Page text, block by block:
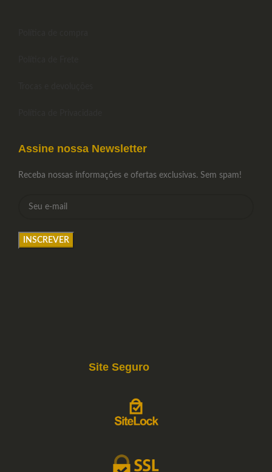
Assine nossa Newsletter
Receba nossas informações e ofertas exclusivas. Sem spam!
Site Seguro